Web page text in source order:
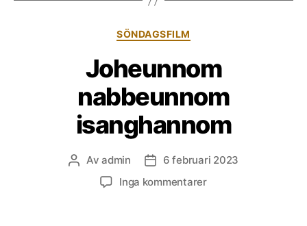
Kategorier
SÖNDAGSFILM
Joheunnom
nabbeunnom
isanghannom
Inläggsförfattare
Avadmin Inläggsdatum
6 februari 2023
Inga kommentarertill